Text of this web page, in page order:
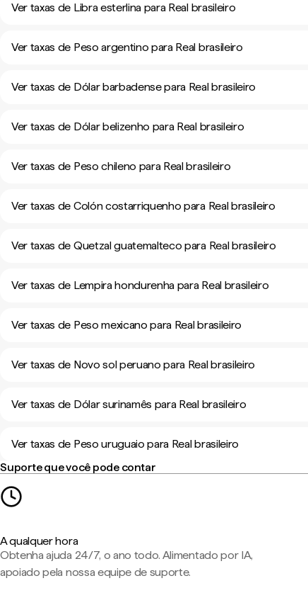
Ver taxas de Libra esterlina para Real brasileiro
Ver taxas de Peso argentino para Real brasileiro
Ver taxas de Dólar barbadense para Real brasileiro
Ver taxas de Dólar belizenho para Real brasileiro
Ver taxas de Peso chileno para Real brasileiro
Ver taxas de Colón costarriquenho para Real brasileiro
Ver taxas de Quetzal guatemalteco para Real brasileiro
Ver taxas de Lempira hondurenha para Real brasileiro
Ver taxas de Peso mexicano para Real brasileiro
Ver taxas de Novo sol peruano para Real brasileiro
Ver taxas de Dólar surinamês para Real brasileiro
Ver taxas de Peso uruguaio para Real brasileiro
Suporte que você pode contar
A qualquer hora
Obtenha ajuda 24/7, o ano todo. Alimentado por IA,
apoiado pela nossa equipe de suporte.